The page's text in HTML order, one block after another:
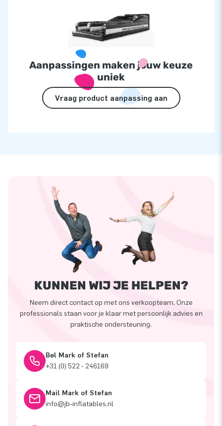
Aanpassingen maken jouw keuze
uniek
Vraag product aanpassing aan
KUNNEN WIJ JE HELPEN?
Neem direct contact op met ons verkoopteam. Onze
professionals staan voor je klaar met persoonlijk advies en
praktische ondersteuning.
Bel Mark of Stefan
+31 (0) 522 - 246169
Mail Mark of Stefan
info@jb-inflatables.nl